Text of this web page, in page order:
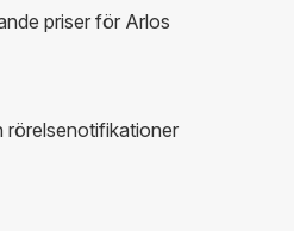
priser för Arlos
rörelsenotifikationer